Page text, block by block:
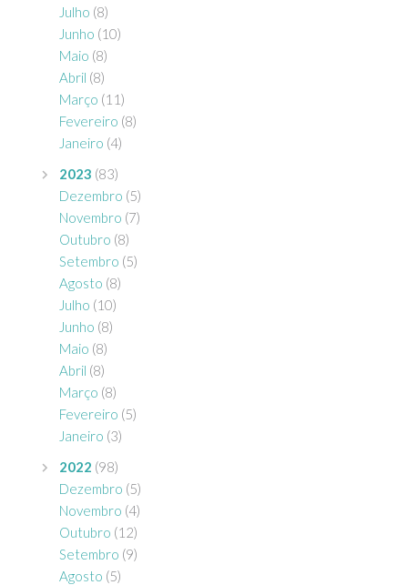
Julho (8)
Junho (10)
Maio (8)
Abril (8)
Março (11)
Fevereiro (8)
Janeiro (4)
2023 (83)
Dezembro (5)
Novembro (7)
Outubro (8)
Setembro (5)
Agosto (8)
Julho (10)
Junho (8)
Maio (8)
Abril (8)
Março (8)
Fevereiro (5)
Janeiro (3)
2022 (98)
Dezembro (5)
Novembro (4)
Outubro (12)
Setembro (9)
Agosto (5)